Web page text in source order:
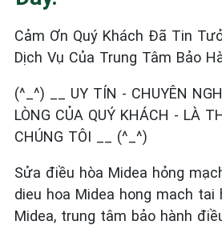
Cảm Ơn Quý Khách Đã Tin
Dịch Vụ Của Trung Tâm Bảo
(^_^) __ UY TÍN - CHUYÊN
LÒNG CỦA QUÝ KHÁCH - LÀ
CHÚNG TÔI __ (^_^)
Sửa điều hòa Midea hỏng
dieu hoa Midea hong mach tai
Midea, trung tâm bảo hành